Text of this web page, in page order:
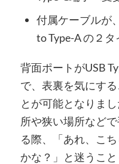
付属ケーブルが
to Type-A の２
背面ポートがUSB
で、表裏を気にす
とが可能となりま
所や狭い場所など
る際、「あれ、こ
かな？」と迷うこと